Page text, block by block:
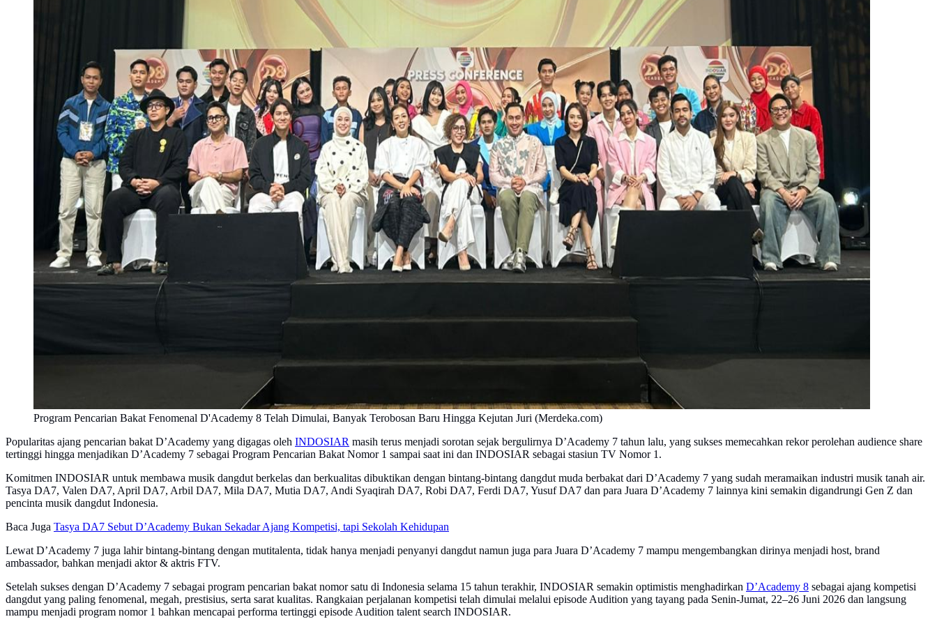
Program Pencarian Bakat Fenomenal D'Academy 8 Telah Dimulai, Banyak Terobosan Baru Hingga Kejutan Juri (Merdeka.com)
Popularitas ajang pencarian bakat D’Academy yang digagas oleh INDOSIAR masih terus menjadi sorotan sejak bergulirnya D’Academy 7 tahun lalu, yang sukses memecahkan rekor perolehan audience share
tertinggi hingga menjadikan D’Academy 7 sebagai Program Pencarian Bakat Nomor 1 sampai saat ini dan INDOSIAR sebagai stasiun TV Nomor 1.
Komitmen INDOSIAR untuk membawa musik dangdut berkelas dan berkualitas dibuktikan dengan bintang-bintang dangdut muda berbakat dari D’Academy 7 yang sudah meramaikan industri musik tanah air.
Tasya DA7, Valen DA7, April DA7, Arbil DA7, Mila DA7, Mutia DA7, Andi Syaqirah DA7, Robi DA7, Ferdi DA7, Yusuf DA7 dan para Juara D’Academy 7 lainnya kini semakin digandrungi Gen Z dan
pencinta musik dangdut Indonesia.
Baca Juga Tasya DA7 Sebut D’Academy Bukan Sekadar Ajang Kompetisi, tapi Sekolah Kehidupan
Lewat D’Academy 7 juga lahir bintang-bintang dengan mutitalenta, tidak hanya menjadi penyanyi dangdut namun juga para Juara D’Academy 7 mampu mengembangkan dirinya menjadi host, brand
ambassador, bahkan menjadi aktor & aktris FTV.
Setelah sukses dengan D’Academy 7 sebagai program pencarian bakat nomor satu di Indonesia selama 15 tahun terakhir, INDOSIAR semakin optimistis menghadirkan D’Academy 8 sebagai ajang kompetisi
dangdut yang paling fenomenal, megah, prestisius, serta sarat kualitas. Rangkaian perjalanan kompetisi telah dimulai melalui episode Audition yang tayang pada Senin-Jumat, 22–26 Juni 2026 dan langsung
mampu menjadi program nomor 1 bahkan mencapai performa tertinggi episode Audition talent search INDOSIAR.